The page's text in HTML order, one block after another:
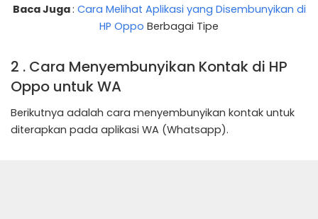
Baca Juga: Cara Melihat Aplikasi yang Disembunyikan di
HP Oppo Berbagai Tipe
2 . Cara Menyembunyikan Kontak di HP
Oppo untuk WA
Berikutnya adalah cara menyembunyikan kontak untuk
diterapkan pada aplikasi WA (Whatsapp).